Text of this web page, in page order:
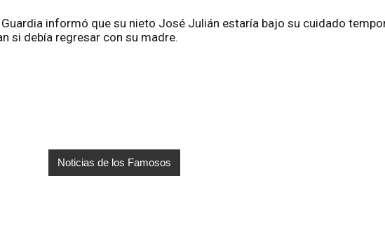
Guardia informó que su nieto José Julián estaría bajo su cuidado
si debía regresar con su madre.
Noticias de los Famosos